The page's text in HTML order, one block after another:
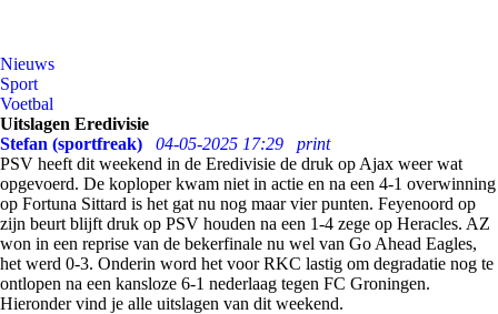
Nieuws
Sport
Voetbal
Uitslagen Eredivisie
Stefan (sportfreak)
04-05-2025 17:29
print
PSV heeft dit weekend in de Eredivisie de druk op Ajax weer wat
opgevoerd. De koploper kwam niet in actie en na een 4-1 overwinning
op Fortuna Sittard is het gat nu nog maar vier punten. Feyenoord op
zijn beurt blijft druk op PSV houden na een 1-4 zege op Heracles. AZ
won in een reprise van de bekerfinale nu wel van Go Ahead Eagles,
het werd 0-3. Onderin word het voor RKC lastig om degradatie nog te
ontlopen na een kansloze 6-1 nederlaag tegen FC Groningen.
Hieronder vind je alle uitslagen van dit weekend.